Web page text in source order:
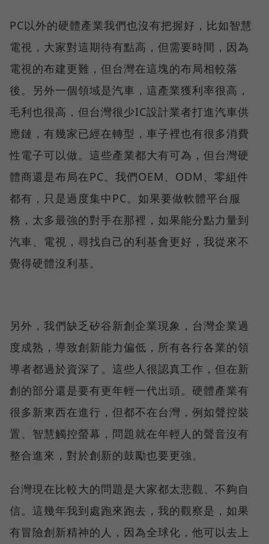
PC以外的硬體產業我們也沒有把握好，比如智慧
電視，大家對這期待有點高，但需要時間，因為
電視的布建更難，但台灣在這塊的布局相較落
後。另外一個領域是汽車，這產業獲利率很高，
毛利也很高，但台灣很少IC設計業者打進汽車供
應鏈，有幾家已經在轉型，車子裡也有很多消費
性電子可以做。這些產業都大有可為，但台灣硬
體商還是布局在PC。我們OEM、ODM、零組件
都有，只是過度集中PC。如果要做軟體平台服
務，太多最強的對手在那裡，如果能分點力量到
汽車、電視，尋找自己的利基會更好，我從來不
覺得硬體沒利基。
另外，我們缺乏矽谷新創企業現象，台灣企業過
度成熟，導致創新能力偏低，所有各行各業的領
導者都過於資深了。這些人很認真工作，但在新
創的部分還是要有更年輕一代出頭。硬體產業有
很多新東西在進行，但都不在台灣，例如聲控裝
置、智慧觸控螢幕，問題就在年輕人的聲音沒有
整合進來，對於創新的鼓勵也要更強。
台灣現在比較大的問題是大家都太悲觀、不夠自
信。這幾年我到處跑來跑去，我的觀察是，如果
有冒險創新精神的人，因為全球化，他可以去上